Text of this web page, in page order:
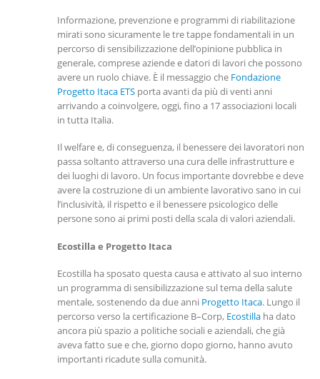
Informazione, prevenzione e programmi di riabilitazione
mirati sono sicuramente le tre tappe fondamentali in un
percorso di sensibilizzazione dell’opinione pubblica in
generale, comprese aziende e datori di lavori che possono
avere un ruolo chiave. È il messaggio che Fondazione
Progetto Itaca ETS porta avanti da più di venti anni
arrivando a coinvolgere, oggi, fino a 17 associazioni locali
in tutta Italia.
Il welfare e, di conseguenza, il benessere dei lavoratori non
passa soltanto attraverso una cura delle infrastrutture e
dei luoghi di lavoro. Un focus importante dovrebbe e deve
avere la costruzione di un ambiente lavorativo sano in cui
l’inclusività, il rispetto e il benessere psicologico delle
persone sono ai primi posti della scala di valori aziendali.
Ecostilla e Progetto Itaca
Ecostilla ha sposato questa causa e attivato al suo interno
un programma di sensibilizzazione sul tema della salute
mentale, sostenendo da due anni Progetto Itaca. Lungo il
percorso verso la certificazione B–Corp, Ecostilla ha dato
ancora più spazio a politiche sociali e aziendali, che già
aveva fatto sue e che, giorno dopo giorno, hanno avuto
importanti ricadute sulla comunità.